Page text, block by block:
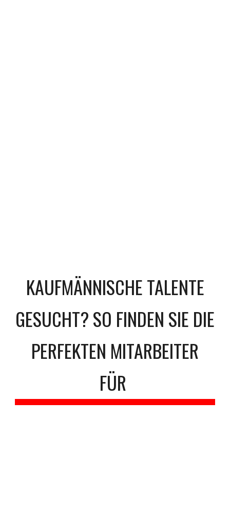
KAUFMÄNNISCHE TALENTE
GESUCHT? SO FINDEN SIE DIE
PERFEKTEN MITARBEITER
FÜR